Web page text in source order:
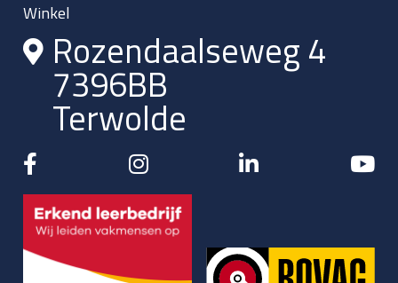
Winkel
Rozendaalseweg 4
7396BB
Terwolde